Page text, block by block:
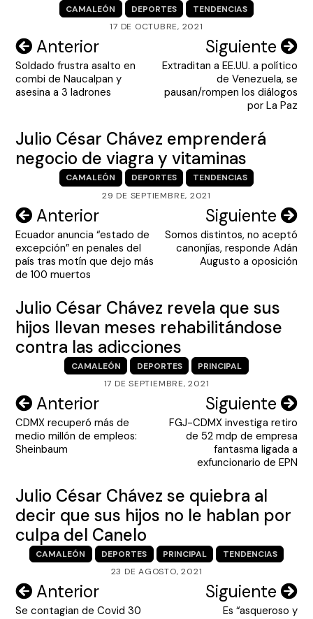
CAMALEÓN DEPORTES
TENDENCIAS
17 DE OCTUBRE, 2021
Navegación
de
entradas
Anterior
Soldado frustra asalto en
combi de Naucalpan y
asesina a 3 ladrones
Siguiente
Extraditan a EE.UU. a político
de Venezuela, se
pausan/rompen los diálogos
por La Paz
Julio César Chávez emprenderá
negocio de viagra y vitaminas
CAMALEÓN DEPORTES
TENDENCIAS
29 DE SEPTIEMBRE, 2021
Navegación
de
entradas
Anterior
Ecuador anuncia “estado de
excepción” en penales del
país tras motín que dejo más
de 100 muertos
Siguiente
Somos distintos, no aceptó
canonjías, responde Adán
Augusto a oposición
Julio César Chávez revela que sus
hijos llevan meses rehabilitándose
contra las adicciones
CAMALEÓN DEPORTES
PRINCIPAL
17 DE SEPTIEMBRE, 2021
Navegación
de
entradas
Anterior
CDMX recuperó más de
medio millón de empleos:
Sheinbaum
Siguiente
FGJ-CDMX investiga retiro
de 52 mdp de empresa
fantasma ligada a
exfuncionario de EPN
Julio César Chávez se quiebra al
decir que sus hijos no le hablan por
culpa del Canelo
CAMALEÓN DEPORTES PRINCIPAL
TENDENCIAS
23 DE AGOSTO, 2021
Navegación
Anterior
Se contagian de Covid 30
Siguiente
Es “asqueroso y